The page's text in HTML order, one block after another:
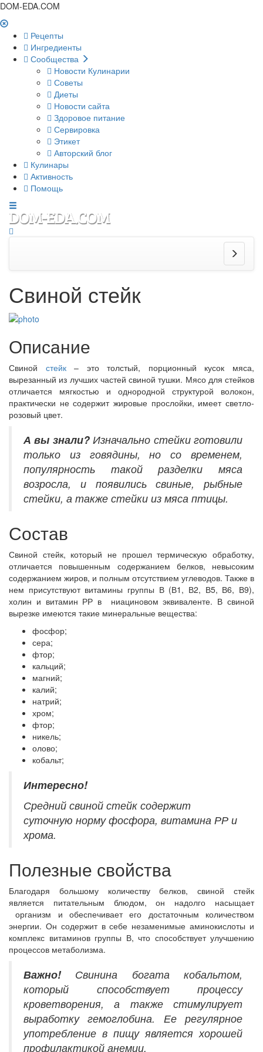
DOM-EDA.COM
Рецепты
Ингредиенты
Сообщества
Новости Кулинарии
Советы
Диеты
Новости сайта
Здоровое питание
Сервировка
Этикет
Авторский блог
Кулинары
Активность
Помощь
Свиной стейк
Описание
Свиной стейк– это толстый, порционный кусок мяса,
вырезанный из лучших частей свиной тушки. Мясо для стейков
отличается мягкостью и однородной структурой волокон,
практически не содержит жировые прослойки, имеет светло-
розовый цвет.
А вы знали?Изначально стейки готовили
только из говядины, но со временем,
популярность такой разделки мяса
возросла, и появились свиные, рыбные
стейки, а также стейки из мяса птицы.
Состав
Свиной стейк, который не прошел термическую обработку,
отличается повышенным содержанием белков, невысоким
содержанием жиров, и полным отсутствием углеводов. Также в
нем присутствуют витамины группы В (В1, В2, В5, В6, В9),
холин и витамин РР в ниациновом эквиваленте. В свиной
вырезке имеются такие минеральные вещества:
фосфор;
сера;
фтор;
кальций;
магний;
калий;
натрий;
хром;
фтор;
никель;
олово;
кобальт;
Интересно!
Средний свиной стейк содержит
суточную норму фосфора, витамина РР и
хрома.
Полезные свойства
Благодаря большому количеству белков, свиной стейк
является питательным блюдом, он надолго насыщает
организм и обеспечивает его достаточным количеством
энергии. Он содержит в себе незаменимые аминокислоты и
комплекс витаминов группы В, что способствует улучшению
процессов метаболизма.
Важно!Свинина богата кобальтом,
который способствует процессу
кроветворения, а также стимулирует
выработку гемоглобина. Ее регулярное
употребление в пищу является хорошей
профилактикой анемии.